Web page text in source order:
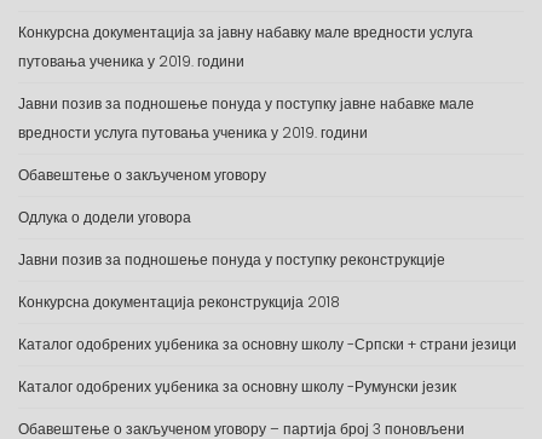
Конкурсна документација за јавну набавку мале вредности услуга
путовања ученика у 2019. години
Јавни позив за подношење понуда у поступку јавне набавке мале
вредности услуга путовања ученика у 2019. години
Обавештење о закљученом уговору
Одлука о додели уговора
Јавни позив за подношење понуда у поступку реконструкције
Конкурсна документација реконструкција 2018
Каталог одобрених уџбеника за основну школу -Српски + страни језици
Каталог одобрених уџбеника за основну школу -Румунски језик
Обавештење о закљученом уговору – партија број 3 поновљени